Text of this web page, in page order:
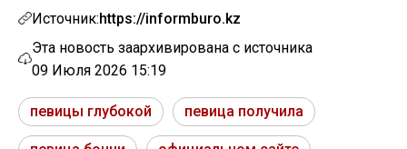
Источник:https://informburo.kz
Эта новость заархивирована с источника
09 Июля 2026 15:19
певицы глубокой певица получила